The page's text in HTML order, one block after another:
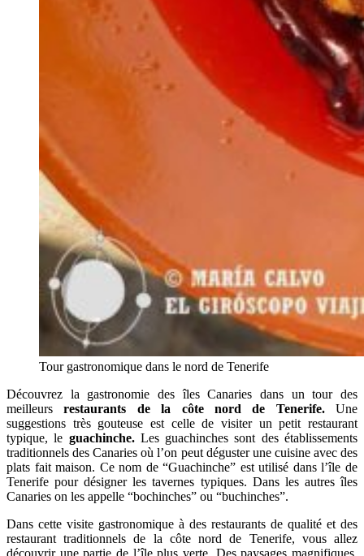
Tour gastronomique dans le nord de Tenerife
Découvrez la gastronomie des îles Canaries dans un tour des
meilleursrestaurants de la côte nord de Tenerife.Une
suggestions très gouteuse est celle de visiter un petit restaurant
typique, le guachinche.Les guachinches sont des établissements
traditionnels des Canaries où l’on peut déguster une cuisine avec des
plats fait maison. Ce nom de “Guachinche” est utilisé dans l’île de
Tenerife pour désigner les tavernes typiques. Dans les autres îles
Canaries on les appelle “bochinches” ou “buchinches”.
Dans cette visite gastronomique à des restaurants de qualité et des
restaurant traditionnels de la côte nord de Tenerife, vous allez
découvrir une partie de l’île plus verte. Des paysages magnifiques,